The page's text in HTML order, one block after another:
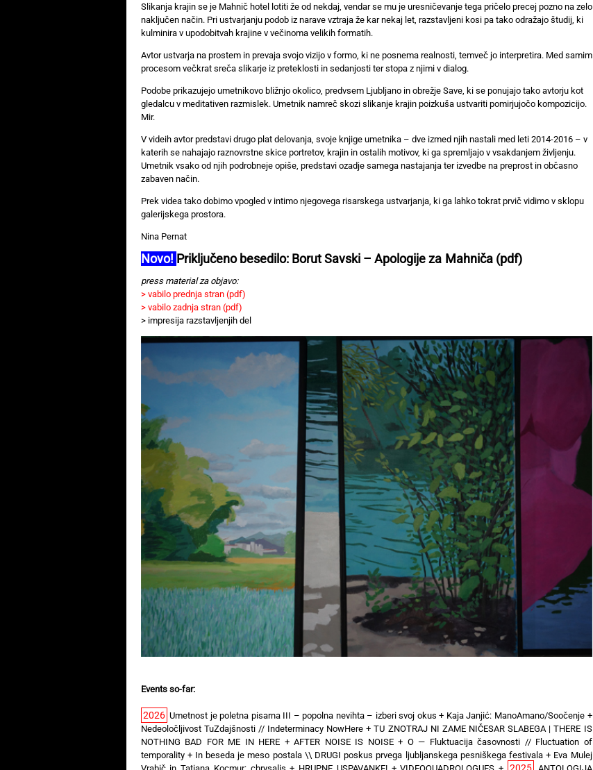
Slikanja krajin se je Mahnič hotel lotiti že od nekdaj, vendar se mu je uresničevanje tega pričelo precej pozno na zelo
naključen način. Pri ustvarjanju podob iz narave vztraja že kar nekaj let, razstavljeni kosi pa tako odražajo študij, ki
kulminira v upodobitvah krajine v večinoma velikih formatih.
Avtor ustvarja na prostem in prevaja svojo vizijo v formo, ki ne posnema realnosti, temveč jo interpretira. Med samim
procesom večkrat sreča slikarje iz preteklosti in sedanjosti ter stopa z njimi v dialog.
Podobe prikazujejo umetnikovo bližnjo okolico, predvsem Ljubljano in obrežje Save, ki se ponujajo tako avtorju kot
gledalcu v meditativen razmislek. Umetnik namreč skozi slikanje krajin poizkuša ustvariti pomirjujočo kompozicijo.
Mir.
V videih avtor predstavi drugo plat delovanja, svoje knjige umetnika – dve izmed njih nastali med leti 2014-2016 – v
katerih se nahajajo raznovrstne skice portretov, krajin in ostalih motivov, ki ga spremljajo v vsakdanjem življenju.
Umetnik vsako od njih podrobneje opiše, predstavi ozadje samega nastajanja ter izvedbe na preprost in občasno
zabaven način.
Prek videa tako dobimo vpogled v intimo njegovega risarskega ustvarjanja, ki ga lahko tokrat prvič vidimo v sklopu
galerijskega prostora.
Nina Pernat
Novo! Priključeno besedilo: Borut Savski – Apologije za Mahniča(pdf)
press material za objavo:
> vabilo prednja stran (pdf)
> vabilo zadnja stran(pdf)
> impresija razstavljenjih del
Events so-far:
2026 Umetnost je poletna pisarna III – popolna nevihta – izberi svoj okus + Kaja Janjić: ManoAmano/Soočenje+
Nedeoločljivost TuZdajšnosti // Indeterminacy NowHere +TU ZNOTRAJ NI ZAME NIČESAR SLABEGA | THERE IS
NOTHING BAD FOR ME IN HERE + AFTER NOISE IS NOISE+ O — Fluktuacija časovnosti // Fluctuation of
temporality+ In beseda je meso postala \\ DRUGI poskus prvega ljubljanskega pesniškega festivala+ Eva Mulej